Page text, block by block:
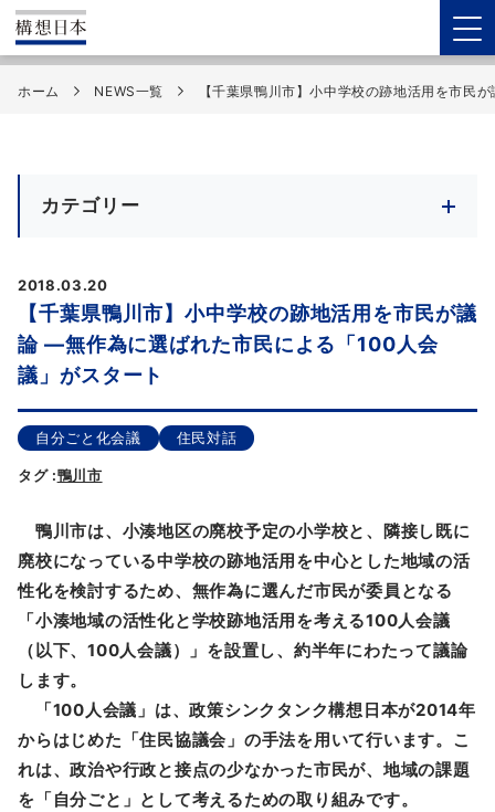
ホーム NEWS一覧 【千葉県鴨川市】小中学校の跡地活用を市民
カテゴリー
2018.03.20
【千葉県鴨川市】小中学校の跡地活用を市民が議
論 ―無作為に選ばれた市民による「100人会
議」がスタート
自分ごと化会議 住民対話
タグ :鴨川市
鴨川市は、小湊地区の廃校予定の小学校と、隣接し既に
廃校になっている中学校の跡地活用を中心とした地域の活
性化を検討するため、無作為に選んだ市民が委員となる
「小湊地域の活性化と学校跡地活用を考える100人会議
（以下、100人会議）」を設置し、約半年にわたって議論
します。
「100人会議」は、政策シンクタンク構想日本が2014年
からはじめた「住民協議会」の手法を用いて行います。こ
れは、政治や行政と接点の少なかった市民が、地域の課題
を「自分ごと」として考えるための取り組みです。